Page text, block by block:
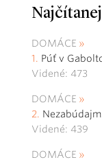
DOMÁCE
Púť v
Videné: 473
DOMÁCE
Videné: 439
DOMÁCE